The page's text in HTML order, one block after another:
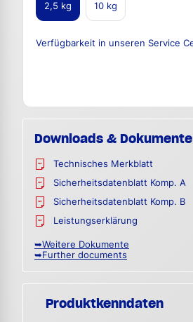
2,5 kg 10 kg
Verfügbarkeit in unseren Service
Downloads & Dokumente
Technisches Merkblatt
Sicherheitsdatenblatt Komp. A
Sicherheitsdatenblatt Komp. B
Leistungserklärung
➥Weitere Dokumente
➥Further documents
Produktkenndaten